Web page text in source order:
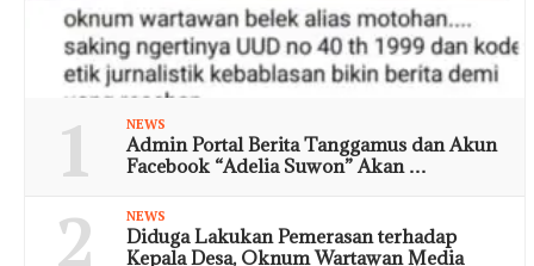
1 NEWS
Admin Portal Berita Tanggamus dan Akun
Facebook “Adelia Suwon” Akan …
2 NEWS
Diduga Lakukan Pemerasan terhadap
Kepala Desa, Oknum Wartawan Media